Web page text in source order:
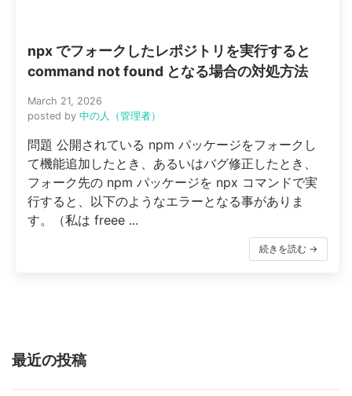
npx でフォークしたレポジトリを実行すると
command not found となる場合の対処方法
March 21, 2026
posted by 中の人（管理者）
問題 公開されている npm パッケージをフォークし
て機能追加したとき、あるいはバグ修正したとき、
フォーク先の npm パッケージを npx コマンドで実
行すると、以下のようなエラーとなる事がありま
す。（私は freee ...
続きを読む →
最近の投稿